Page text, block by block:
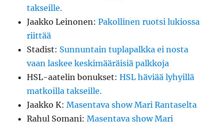
takseille.
Jaakko Leinonen:Pakollinen ruotsi lukiossa
riittää
Stadist: Sunnuntain tuplapalkka ei nosta
vaan laskee keskimääräisiä palkkoja
HSL-aatelin bonukset:HSL häviää lyhyillä
matkoilla takseille.
Jaakko K:Masentava show Mari Rantaselta
Rahul Somani:Masentava show Mari